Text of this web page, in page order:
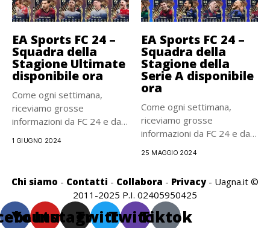
EA Sports FC 24 –
Squadra della
Stagione Ultimate
disponibile ora
Come ogni settimana,
riceviamo grosse
informazioni da FC 24 e da
1 GIUGNO 2024
EA Sports FC 24 –
Squadra della
Stagione della
Serie A disponibile
ora
Come ogni settimana,
riceviamo grosse
informazioni da FC 24 e da
25 MAGGIO 2024
Chi siamo - Contatti - Collabora - Privacy- Uagna.it ©
2011-2025 P.I. 02405950425
Youtube
Instagram
TwitterTwitchTiktok